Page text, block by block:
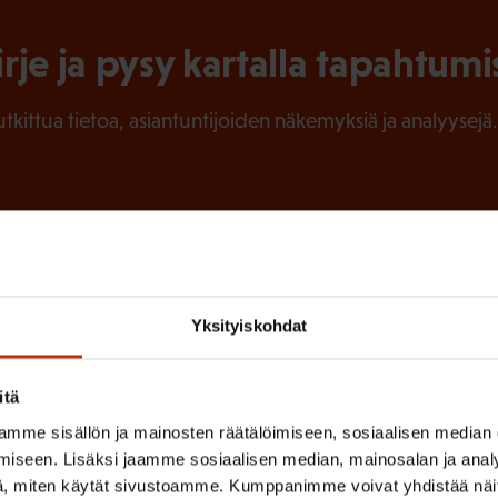
Yksityiskohdat
sisällön ja mainosten räätälöimiseen, sosiaalisen
Lisäksi jaamme sosiaalisen median, mainosalan ja
miten käytät sivustoamme. Kumppanimme voivat yhdistää
ja pysy kartalla
tietoa, asiantuntijoiden näkemyksiä ja analyysejä.
l
l
parhaiten?